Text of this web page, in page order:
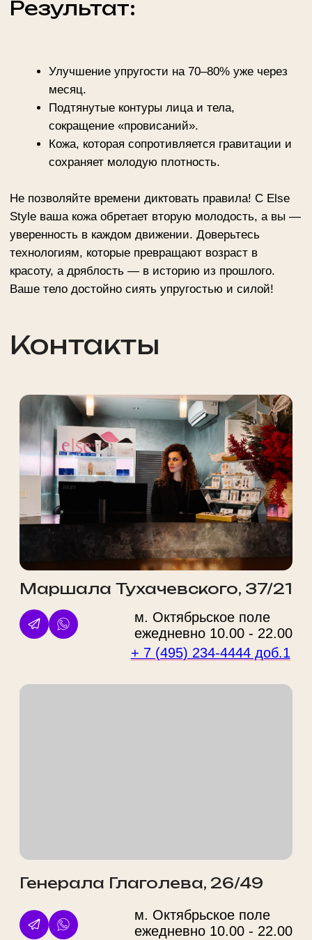
Генерала Глаголева, 26/49
Адмирала Макарова, 6/13
м. Водный стадион
ежедневно 10.00 - 22.00
+ 7 (495) 234-4444 доб.3
Записаться
на приём
Просто заполните форму, мы свяжемся
с вами и запишем вас в удобное время
Обратите внимание: некоторые
специалисты могут иметь ограниченное
количество свободных мест, поэтому
рекомендуем записываться заранее.
ООО "ФВА СТАЙЛ М"
1147746695964
125212, г. Москва, ул. Адмирала
Макарова, д. 6, стр. 13, этаж 3